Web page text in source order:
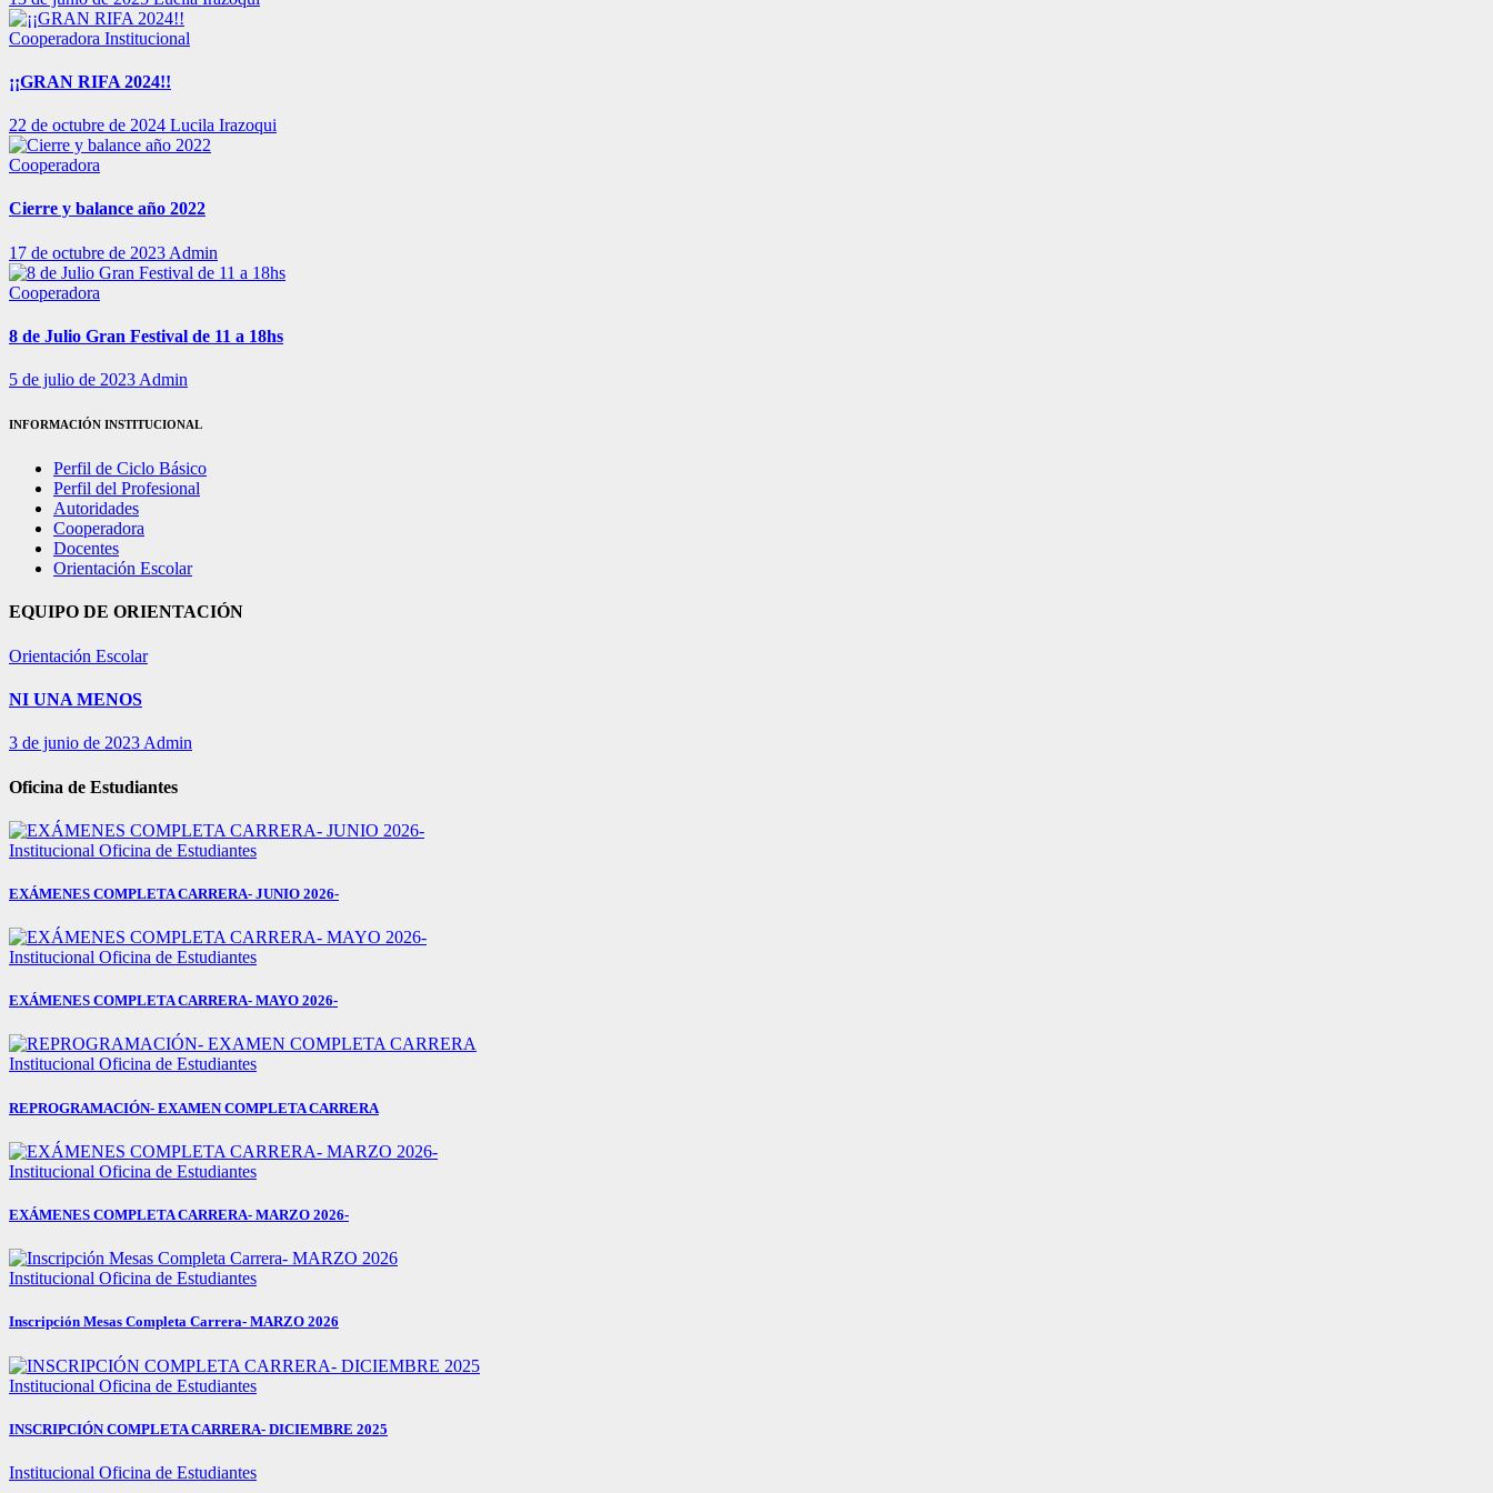
Cooperadora Institucional
¡¡GRAN RIFA 2024!!
22 de octubre de 2024 Lucila Irazoqui
Cooperadora
Cierre y balance año 2022
17 de octubre de 2023 Admin
Cooperadora
8 de Julio Gran Festival de 11 a 18hs
5 de julio de 2023 Admin
INFORMACIÓN INSTITUCIONAL
Perfil de Ciclo Básico
Perfil del Profesional
Autoridades
Cooperadora
Docentes
Orientación Escolar
EQUIPO DE ORIENTACIÓN
Orientación Escolar
NI UNA MENOS
3 de junio de 2023 Admin
Oficina de Estudiantes
Institucional Oficina de Estudiantes
EXÁMENES COMPLETA CARRERA- JUNIO 2026-
Institucional Oficina de Estudiantes
EXÁMENES COMPLETA CARRERA- MAYO 2026-
Institucional Oficina de Estudiantes
REPROGRAMACIÓN- EXAMEN COMPLETA CARRERA
Institucional Oficina de Estudiantes
EXÁMENES COMPLETA CARRERA- MARZO 2026-
Institucional Oficina de Estudiantes
Inscripción Mesas Completa Carrera- MARZO 2026
Institucional Oficina de Estudiantes
INSCRIPCIÓN COMPLETA CARRERA- DICIEMBRE 2025
Institucional Oficina de Estudiantes